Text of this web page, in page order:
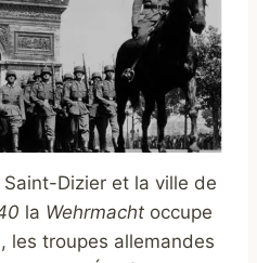
Dizier et la ville de
la Wehrmacht occupe
les troupes allemandes